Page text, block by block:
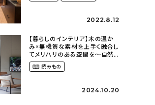
2022.8.12
【暮らしのインテリア】木の温か
み×無機質な素材を上手く融合し
てメリハリのある空間を〜自然
に囲まれて暮らす（ki_no_ieさ
ん） 読みもの
2024.10.20